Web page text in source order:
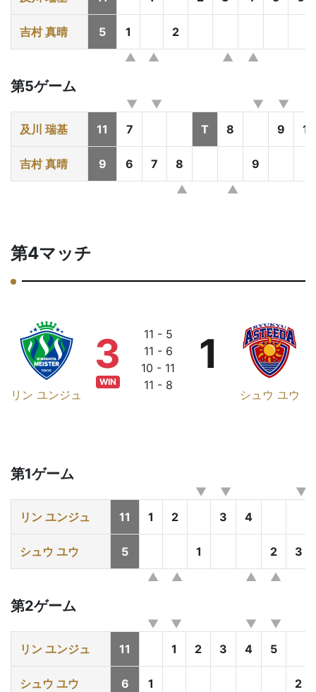
吉村 真晴 5 1 2
第5ゲーム
及川 瑞基 11 7 T 8 9 10
吉村 真晴 9 6 7 8 9
第4マッチ
リン ユンジュ
3
WIN
11 - 5
11 - 6
10 - 11
11 - 8
シュウ ユウ
1
第1ゲーム
リン ユンジュ 11 1 2 3 4
シュウ ユウ 5 1 2 3
第2ゲーム
リン ユンジュ 11 1 2 3 4 5
シュウ ユウ 6 1 2